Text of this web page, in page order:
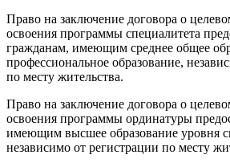
Право на заключение договора о
освоения программы специалитета
гражданам, имеющим среднее общее
профессиональное образование,
по месту жительства.
Право на заключение договора о
освоения программы ординатуры
имеющим высшее образование уровня
независимо от регистрации по месту